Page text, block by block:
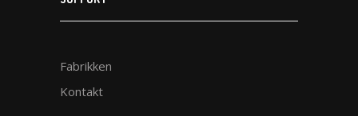
Fabrikken
Kontakt